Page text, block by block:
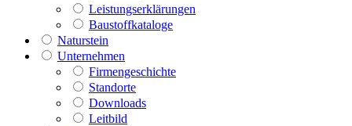
Leistungserklärungen
Baustoffkataloge
Naturstein
Unternehmen
Firmengeschichte
Standorte
Downloads
Leitbild